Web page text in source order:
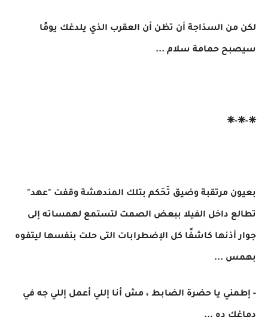
لكن من السذاجة أن تظن أن العقرب الذي يلدغك يومًا
سيصبح حمامة سلام ...
❈-❈-❈
بعيون مرتقبة وضيق تَحَكم بتلك المندهشة وقفت "عهد"
تطالع داخل الفيلا ببعض الصمت لتستمع لهمساته إلى
جوار أذنها كاشفًا كل الإضطرابات التى حلت بنفسها ليتفوه
بهمس ...
- إطمني يا حضرة الضابط ، مش أنا إللي أعمل إللي جه في
دماغك ده ...